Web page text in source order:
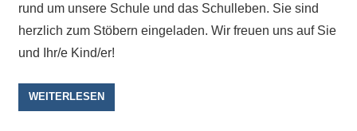
–
wir
rund um unsere Schule und das Schulleben. Sie sind
herzlich zum Stöbern eingeladen. Wir freuen uns auf Sie
und Ihr/e Kind/er!
WEITERLESEN